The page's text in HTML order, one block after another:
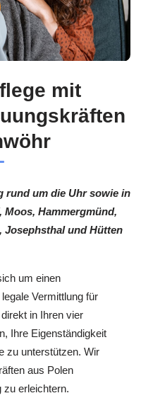
mit
rund um die Uhr sowie in
Hammergmünd,
Josephsthal und Hütten
um einen
Vermittlung für
in Ihren vier
Ihre Eigenständigkeit
zu unterstützen. Wir
aus Polen
zu erleichtern.